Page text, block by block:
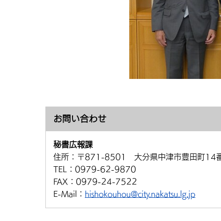
お問い合わせ
秘書広報課
住所： 〒871-8501 大分県中津市豊田町14
TEL： 0979-62-9870
FAX： 0979-24-7522
E-Mail： hishokouhou@city.nakatsu.lg.jp